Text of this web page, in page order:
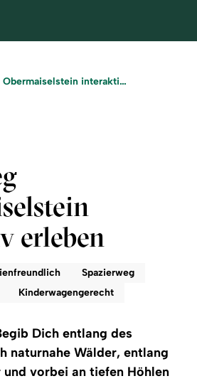
Sagenweg Obermaiselstein interaktiv erleben
erleben
Spazierweg
Kinderwagengerecht
Dich entlang des
naturnahe Wälder, entlang
vorbei an tiefen Höhlen